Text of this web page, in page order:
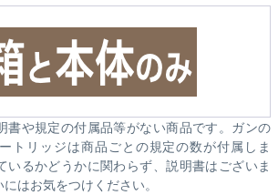
書や規定の付属品等がない商品です。ガンの
トリッジは商品ごとの規定の数が付属しま
いるかどうかに関わらず、説明書はございま
はお気をつけください。